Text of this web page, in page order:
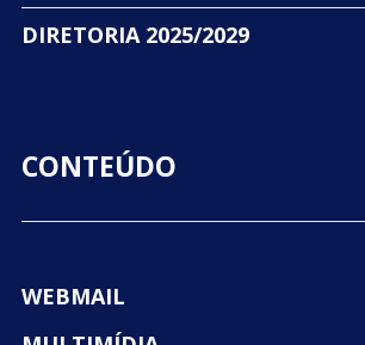
DIRETORIA 2025/2029
CONTEÚDO
WEBMAIL